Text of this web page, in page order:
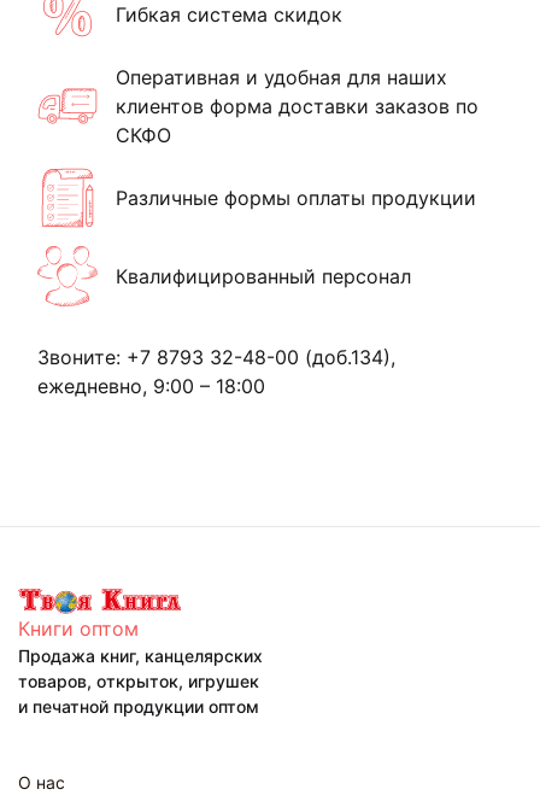
Гибкая система скидок
Оперативная и удобная для наших
клиентов форма доставки заказов по
СКФО
Различные формы оплаты продукции
Квалифицированный персонал
Звоните: +7 8793 32-48-00 (доб.134),
ежедневно, 9:00 – 18:00
Книги оптом
Продажа книг, канцелярских
товаров, открыток, игрушек
и печатной продукции оптом
О нас